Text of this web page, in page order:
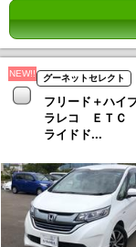
NEW!! グーネットセレクト
フリード＋ハ
ラレコ ＥＴＣ
ライドド...